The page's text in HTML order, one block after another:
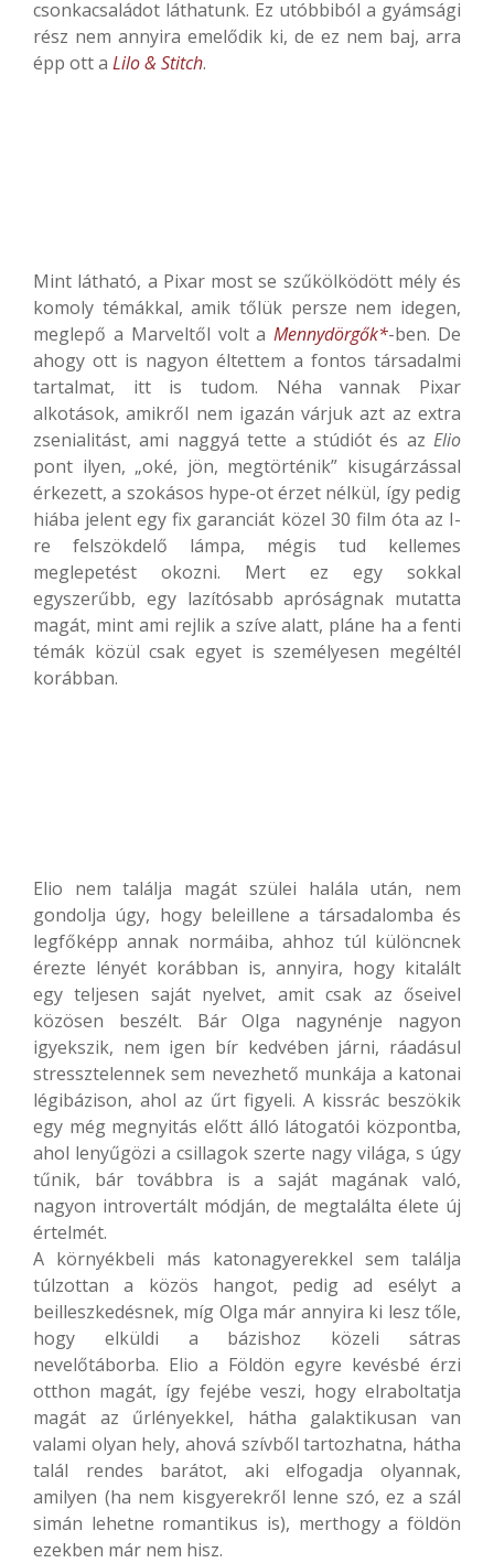
csonkacsaládot láthatunk. Ez utóbbiból a gyámsági
rész nem annyira emelődik ki, de ez nem baj, arra
épp ott a Lilo & Stitch.
Mint látható, a Pixar most se szűkölködött mély és
komoly témákkal, amik tőlük persze nem idegen,
meglepő a Marveltől volt aMennydörgők*-ben. De
ahogy ott is nagyon éltettem a fontos társadalmi
tartalmat, itt is tudom. Néha vannak Pixar
alkotások, amikről nem igazán várjuk azt az extra
zsenialitást, ami naggyá tette a stúdiót és az Elio
pont ilyen, „oké, jön, megtörténik” kisugárzással
érkezett, a szokásos hype-ot érzet nélkül, így pedig
hiába jelent egy fix garanciát közel 30 film óta az I-
re felszökdelő lámpa, mégis tud kellemes
meglepetést okozni. Mert ez egy sokkal
egyszerűbb, egy lazítósabb apróságnak mutatta
magát, mint ami rejlik a szíve alatt, pláne ha a fenti
témák közül csak egyet is személyesen megéltél
korábban.
Elio nem találja magát szülei halála után, nem
gondolja úgy, hogy beleillene a társadalomba és
legfőképp annak normáiba, ahhoz túl különcnek
érezte lényét korábban is, annyira, hogy kitalált
egy teljesen saját nyelvet, amit csak az őseivel
közösen beszélt. Bár Olga nagynénje nagyon
igyekszik, nem igen bír kedvében járni, ráadásul
stressztelennek sem nevezhető munkája a katonai
légibázison, ahol az űrt figyeli. A kissrác beszökik
egy még megnyitás előtt álló látogatói központba,
ahol lenyűgözi a csillagok szerte nagy világa, s úgy
tűnik, bár továbbra is a saját magának való,
nagyon introvertált módján, de megtalálta élete új
értelmét.
A környékbeli más katonagyerekkel sem találja
túlzottan a közös hangot, pedig ad esélyt a
beilleszkedésnek, míg Olga már annyira ki lesz tőle,
hogy elküldi a bázishoz közeli sátras
nevelőtáborba. Elio a Földön egyre kevésbé érzi
otthon magát, így fejébe veszi, hogy elraboltatja
magát az űrlényekkel, hátha galaktikusan van
valami olyan hely, ahová szívből tartozhatna, hátha
talál rendes barátot, aki elfogadja olyannak,
amilyen (ha nem kisgyerekről lenne szó, ez a szál
simán lehetne romantikus is), merthogy a földön
ezekben már nem hisz.